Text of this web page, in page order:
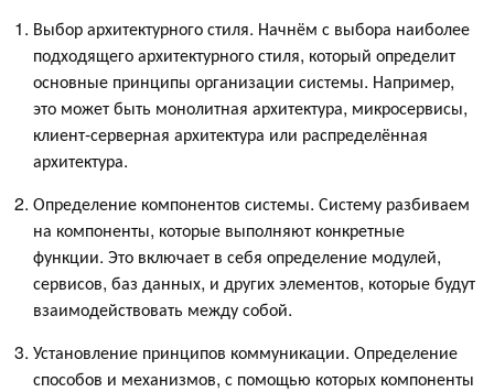
Выбор архитектурного стиля. Начнём с выбора наиболее
подходящего архитектурного стиля, который определит
основные принципы организации системы. Например,
это может быть монолитная архитектура, микросервисы,
клиент-серверная архитектура или распределённая
архитектура.
Определение компонентов системы. Систему разбиваем
на компоненты, которые выполняют конкретные
функции. Это включает в себя определение модулей,
сервисов, баз данных, и других элементов, которые будут
взаимодействовать между собой.
Установление принципов коммуникации. Определение
способов и механизмов, с помощью которых компоненты